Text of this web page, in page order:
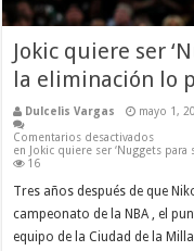
Jokic quiere ser
la eliminación lo
Dulcelis Vargas mayo 1,
Comentarios desactivados
en Jokic quiere ser ‘Nuggets
16
Tres años después de que
campeonato de la NBA , el
equipo de la Ciudad de la